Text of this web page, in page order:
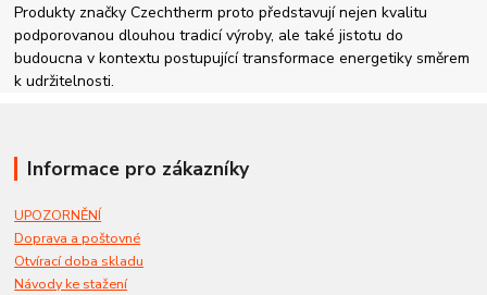
Produkty značky Czechtherm proto představují nejen kvalitu
podporovanou dlouhou tradicí výroby, ale také jistotu do
budoucna v kontextu postupující transformace energetiky směrem
k udržitelnosti.
Informace pro zákazníky
UPOZORNĚNÍ
Doprava a poštovné
Otvírací doba skladu
Návody ke stažení